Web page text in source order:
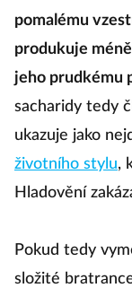
pomalému
produkuje
jeho prudkému
sacharidy tedy
ukazuje jako
životního stylu,
Hladovění
Pokud tedy
složité